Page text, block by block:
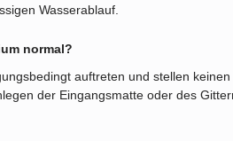
Wasserablauf.
normal?
auftreten und stellen
der Eingangsmatte oder des